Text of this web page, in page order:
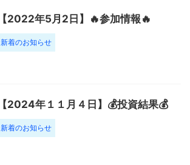
【2022年5月2日】🔥参加情報🔥
新着のお知らせ
【2024年１１月４日】💰投資結果💰
新着のお知らせ